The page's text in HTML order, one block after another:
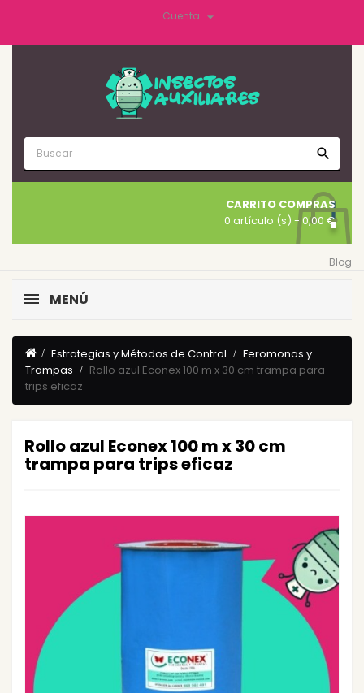
Cuenta 
search
CARRITO COMPRAS
0 artículo (s) - 0,00 €
Blog
MENÚ
Estrategias y Métodos de Control
Feromonas y
Trampas
Rollo azul Econex 100 m x 30 cm trampa para
trips eficaz
Rollo azul Econex 100 m x 30 cm
trampa para trips eficaz